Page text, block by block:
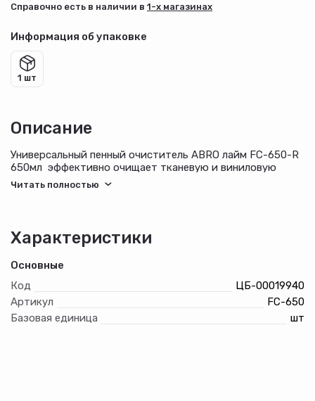
Cправочно есть в наличии в 1-х магазинах
Информация об упаковке
1 шт
Описание
Универсальный пенный очиститель ABRO лайм FC-650-R
650мл эффективно очищает тканевую и виниловую
обивку, коврики, резиновые детали, напольные,
Продукт обладает глубокой проникающей
способностью, быстро удаляет въевшуюся грязь,
компоненты восстанавливают структура поверхности и
первоначальный цвет.
Характеристики
Основные
Код
ЦБ-00019940
Артикул
FC-650
Базовая единица
шт